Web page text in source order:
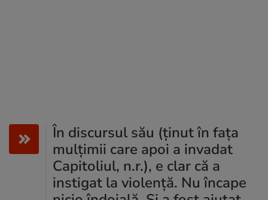
În discursul său (ținut în fața
mulțimii care apoi a invadat
Capitoliul, n.r.), e clar că a
instigat la violență. Nu încape